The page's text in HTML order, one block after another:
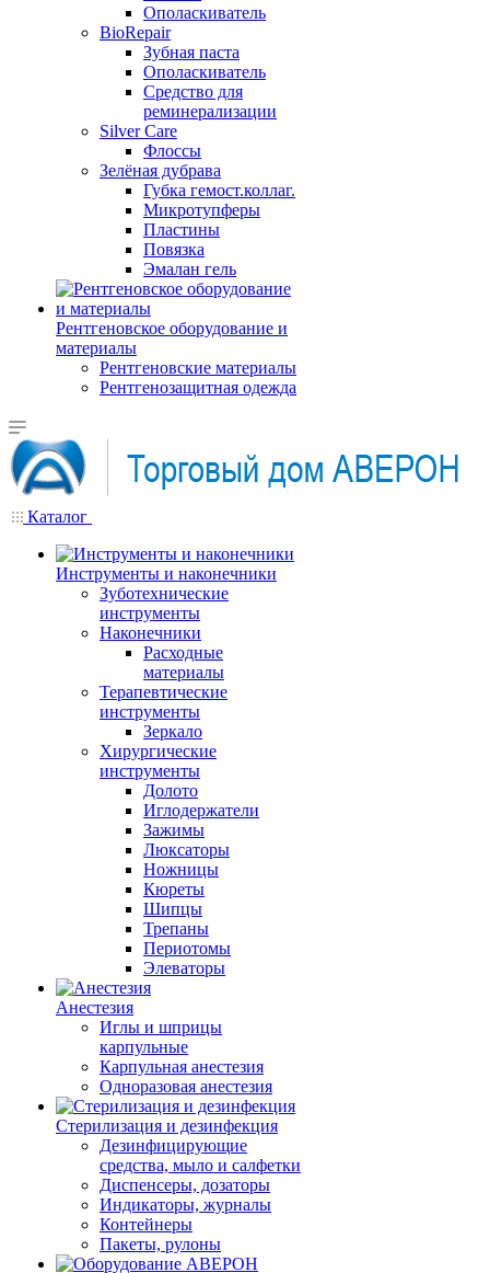
Ополаскиватель
BioRepair
Зубная паста
Ополаскиватель
Средство для
реминерализации
Silver Care
Флоссы
Зелёная дубрава
Губка гемост.коллаг.
Микротупферы
Пластины
Повязка
Эмалан гель
Рентгеновское оборудование и
материалы
Рентгеновские материалы
Рентгенозащитная одежда
Каталог
Инструменты и наконечники
Зуботехнические
инструменты
Наконечники
Расходные
материалы
Терапевтические
инструменты
Зеркало
Хирургические
инструменты
Долото
Иглодержатели
Зажимы
Люксаторы
Ножницы
Кюреты
Шипцы
Трепаны
Периотомы
Элеваторы
Анестезия
Иглы и шприцы
карпульные
Карпульная анестезия
Одноразовая анестезия
Стерилизация и дезинфекция
Дезинфицирующие
средства, мыло и салфетки
Диспенсеры, дозаторы
Индикаторы, журналы
Контейнеры
Пакеты, рулоны